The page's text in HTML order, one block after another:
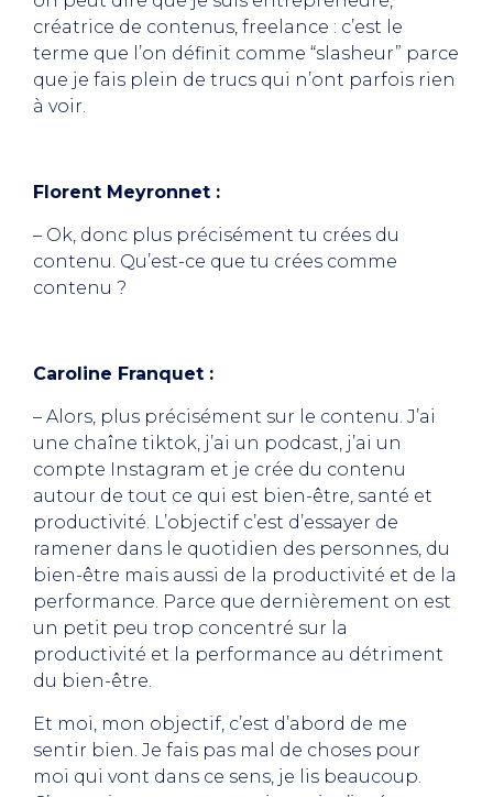
créatrice de contenus, freelance : c’est le
terme que l’on définit comme “slasheur” parce
que je fais plein de trucs qui n’ont parfois rien
à voir.
Florent Meyronnet :
– Ok, donc plus précisément tu crées du
contenu. Qu’est-ce que tu crées comme
contenu ?
Caroline Franquet :
– Alors, plus précisément sur le contenu. J’ai
une chaîne tiktok, j’ai un podcast, j’ai un
compte Instagram et je crée du contenu
autour de tout ce qui est bien-être, santé et
productivité. L’objectif c’est d’essayer de
ramener dans le quotidien des personnes, du
bien-être mais aussi de la productivité et de la
performance. Parce que dernièrement on est
un petit peu trop concentré sur la
productivité et la performance au détriment
du bien-être.
Et moi, mon objectif, c’est d’abord de me
sentir bien. Je fais pas mal de choses pour
moi qui vont dans ce sens, je lis beaucoup.